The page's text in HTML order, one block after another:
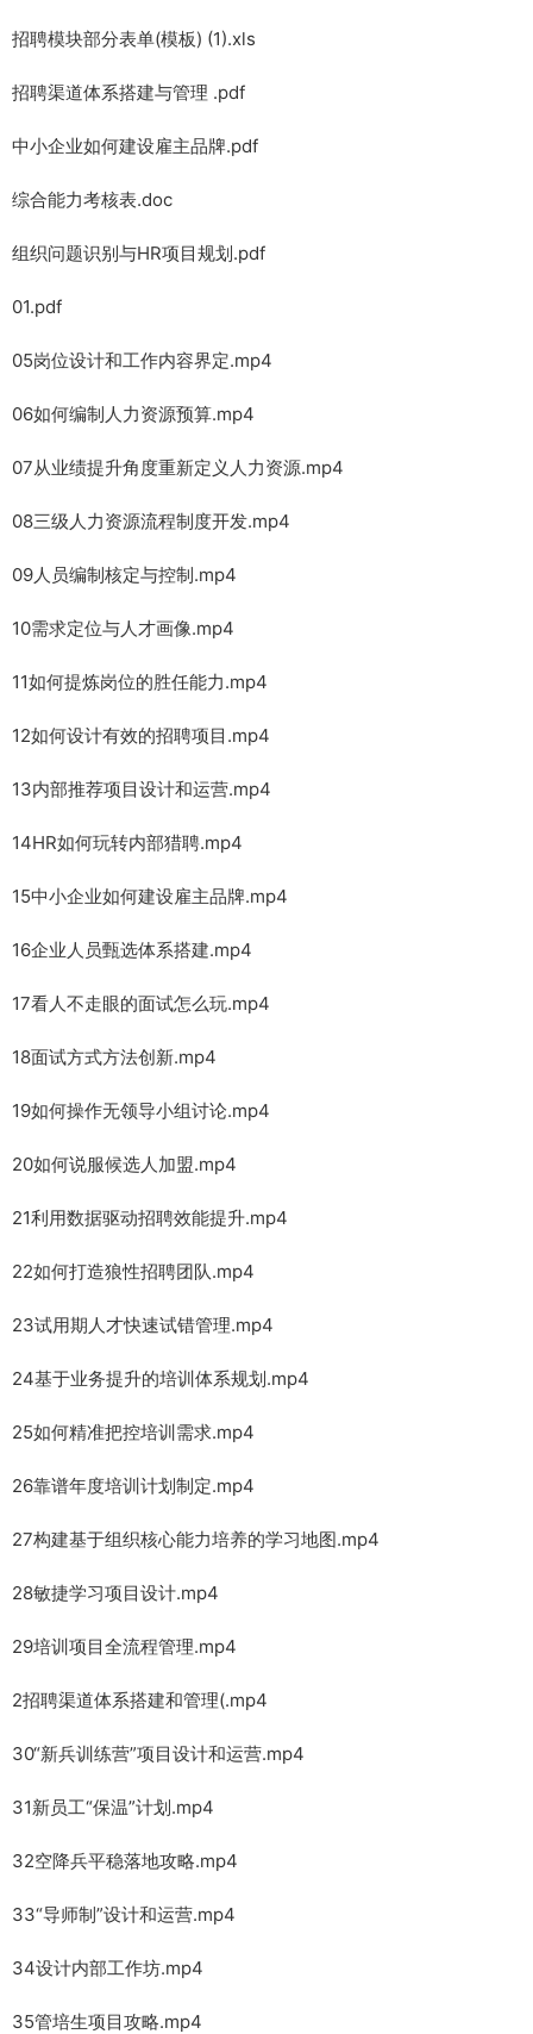
招聘模块部分表单(模板) (1).xls
招聘渠道体系搭建与管理 .pdf
中小企业如何建设雇主品牌.pdf
综合能力考核表.doc
组织问题识别与HR项目规划.pdf
01.pdf
05岗位设计和工作内容界定.mp4
06如何编制人力资源预算.mp4
07从业绩提升角度重新定义人力资源.mp4
08三级人力资源流程制度开发.mp4
09人员编制核定与控制.mp4
10需求定位与人才画像.mp4
11如何提炼岗位的胜任能力.mp4
12如何设计有效的招聘项目.mp4
13内部推荐项目设计和运营.mp4
14HR如何玩转内部猎聘.mp4
15中小企业如何建设雇主品牌.mp4
16企业人员甄选体系搭建.mp4
17看人不走眼的面试怎么玩.mp4
18面试方式方法创新.mp4
19如何操作无领导小组讨论.mp4
20如何说服候选人加盟.mp4
21利用数据驱动招聘效能提升.mp4
22如何打造狼性招聘团队.mp4
23试用期人才快速试错管理.mp4
24基于业务提升的培训体系规划.mp4
25如何精准把控培训需求.mp4
26靠谱年度培训计划制定.mp4
27构建基于组织核心能力培养的学习地图.mp4
28敏捷学习项目设计.mp4
29培训项目全流程管理.mp4
2招聘渠道体系搭建和管理(.mp4
30“新兵训练营”项目设计和运营.mp4
31新员工“保温”计划.mp4
32空降兵平稳落地攻略.mp4
33“导师制”设计和运营.mp4
34设计内部工作坊.mp4
35管培生项目攻略.mp4